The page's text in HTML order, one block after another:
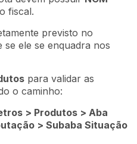
fiscal.
previsto no
ele se enquadra nos
para validar as
o caminho:
> Produtos > Aba
> Subaba Situação